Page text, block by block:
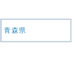
青森県